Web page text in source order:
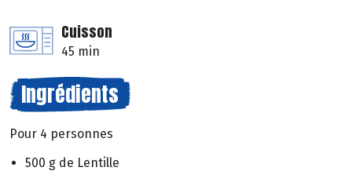
Cuisson
45 min
Ingrédients
Pour 4 personnes
500 g de Lentille